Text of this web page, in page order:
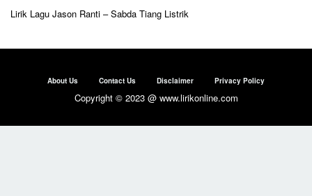
Lirik Lagu Jason Ranti – Sabda Tiang Listrik
About Us Contact Us Disclaimer Privacy Policy
Copyright © 2023 @ www.lirikonline.com